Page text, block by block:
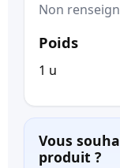
Non
Poids
1 u
Vous
produit ?